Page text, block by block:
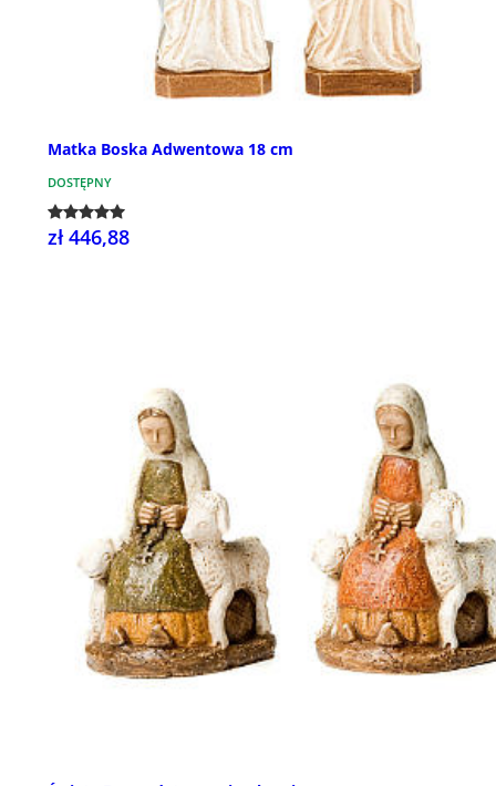
Matka Boska Adwentowa 18 cm
DOSTĘPNY
zł 446,88